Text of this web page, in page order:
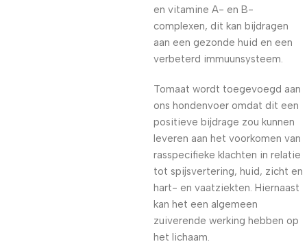
en vitamine A- en B-
complexen, dit kan bijdragen
aan een gezonde huid en een
verbeterd immuunsysteem.
Tomaat wordt toegevoegd aan
ons hondenvoer omdat dit een
positieve bijdrage zou kunnen
leveren aan het voorkomen van
rasspecifieke klachten in relatie
tot spijsvertering, huid, zicht en
hart- en vaatziekten. Hiernaast
kan het een algemeen
zuiverende werking hebben op
het lichaam.